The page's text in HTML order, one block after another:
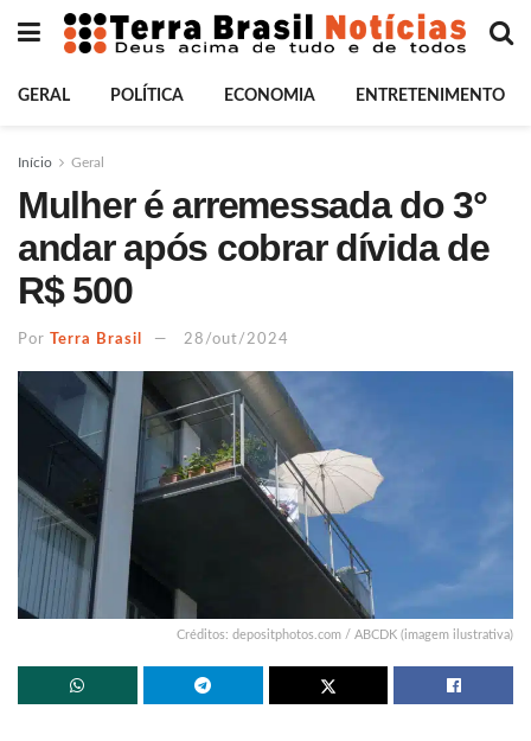
GERAL POLÍTICA ECONOMIA ENTRETENIMENTO
Início Geral
Mulher é arremessada do 3°
andar após cobrar dívida de
R$ 500
Por Terra Brasil 28/out/2024
Créditos: depositphotos.com / ABCDK (imagem ilustrativa)